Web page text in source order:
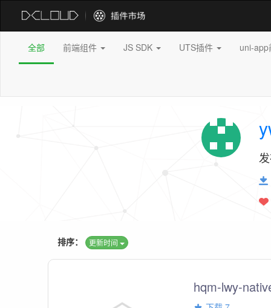
全部 前端组件 JS SDK UTS插件 uni-
排序： 更新时间
hqm-lwy-